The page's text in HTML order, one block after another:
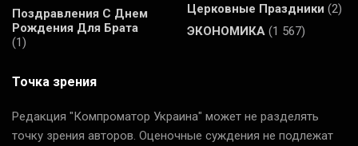
Поздравления С Днем
Рождения Для Брата
(1)
Церковные Праздники (2)
ЭКОНОМИКА (1 567)
Точка зрения
Редакция "Компроматор Украина" может не разделять
точку зрения авторов. Оценочные суждения не подлежат